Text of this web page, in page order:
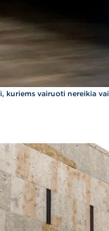
kuriems vairuoti nereikia